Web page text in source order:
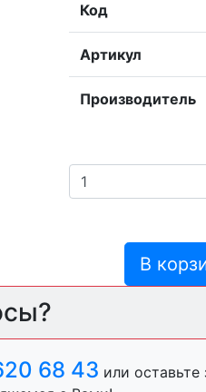
Код
Артикул
Производитель
В
68 43 или оставьте